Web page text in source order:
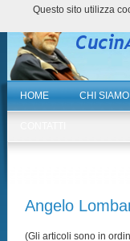
HOME CHI SIAMO
Angelo
(Gli articoli sono in
Questo sito utilizza